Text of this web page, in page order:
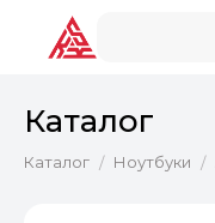
Каталог
Каталог / Ноутбуки /